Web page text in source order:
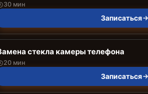
30 мин
Записаться
стекла камеры телефона
20 мин
Записаться